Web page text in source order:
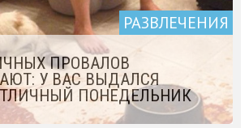
РАЗВЛЕЧЕНИЯ
ПРОВАЛОВ
У ВАС ВЫДАЛСЯ
ПОНЕДЕЛЬНИК